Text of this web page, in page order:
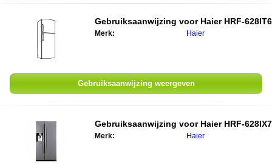
Gebruiksaanwijzing voor Haier HRF-628IT6
Merk: Haier
Gebruiksaanwijzing weergeven
Gebruiksaanwijzing voor Haier HRF-628IX7
Merk: Haier